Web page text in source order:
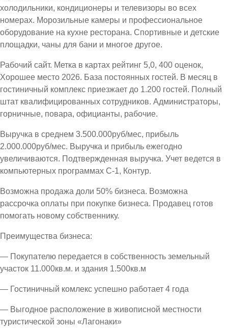
холодильники, кондиционеры и телевизоры во всех
номерах. Морозильные камеры и профессиональное
оборудование на кухне ресторана. Спортивные и детские
площадки, чаны для бани и многое другое.
Рабочий сайт. Метка в картах рейтинг 5,0, 400 оценок,
Хорошее место 2026. База постоянных гостей. В месяц в
гостиничный комплекс приезжает до 1.200 гостей. Полный
штат квалифицированных сотрудников. Администраторы,
горничные, повара, официанты, рабочие.
Выручка в среднем 3.500.000руб/мес, прибыль
2.000.000руб/мес. Выручка и прибыль ежегодно
увеличиваются. Подтвержденная выручка. Учет ведется в
компьютерных программах С-1, Контур.
Возможна продажа доли 50% бизнеса. Возможна
рассрочка оплаты при покупке бизнеса. Продавец готов
помогать новому собственнику.
Преимущества бизнеса:
— Покупателю передается в собственность земельный
участок 11.000кв.м. и здания 1.500кв.м
— Гостиничный комлекс успешно работает 4 года
— Выгодное расположение в живописной местности
туристической зоны «Лагонаки»